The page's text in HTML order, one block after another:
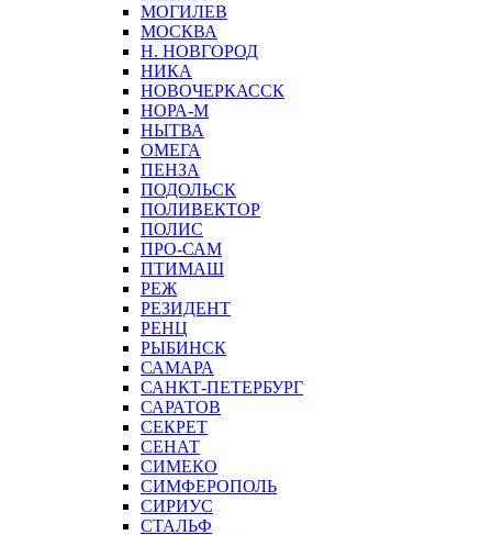
МОГИЛЕВ
МОСКВА
Н. НОВГОРОД
НИКА
НОВОЧЕРКАССК
НОРА-М
НЫТВА
ОМЕГА
ПЕНЗА
ПОДОЛЬСК
ПОЛИВЕКТОР
ПОЛИС
ПРО-САМ
ПТИМАШ
РЕЖ
РЕЗИДЕНТ
РЕНЦ
РЫБИНСК
САМАРА
САНКТ-ПЕТЕРБУРГ
САРАТОВ
СЕКРЕТ
СЕНАТ
СИМЕКО
СИМФЕРОПОЛЬ
СИРИУС
СТАЛЬФ